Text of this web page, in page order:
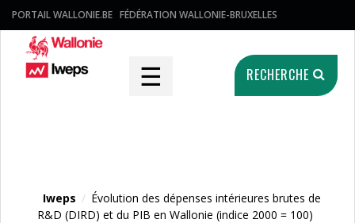
PORTAIL WALLONIE.BE FÉDÉRATION WALLONIE-BRUXELLES
☰ RECHERCHE
Iweps / Évolution des dépenses intérieures brutes de
R&D (DIRD) et du PIB en Wallonie (indice 2000 = 100)